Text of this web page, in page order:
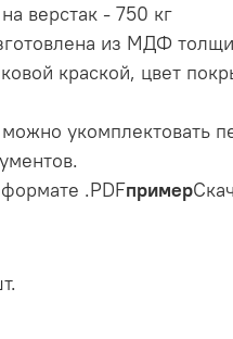
верстак - 750 кг
из МДФ
краской, цвет
укомплектовать
.PDFпример